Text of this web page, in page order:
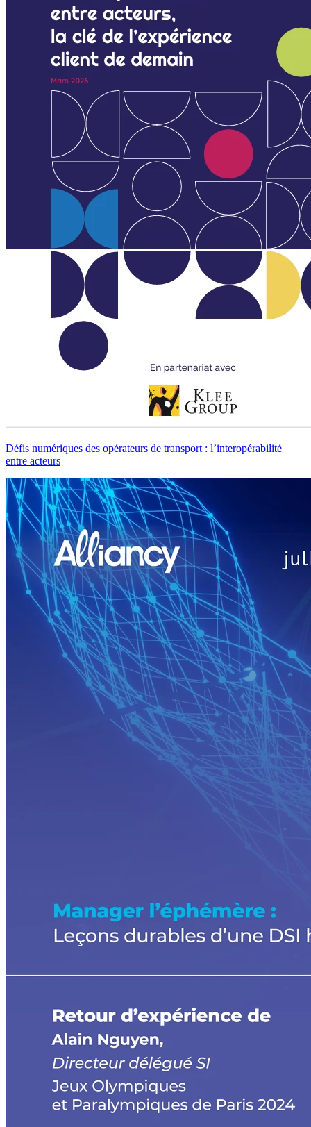
Défis numériques des opérateurs de transport : l’interopérabilité
entre acteurs